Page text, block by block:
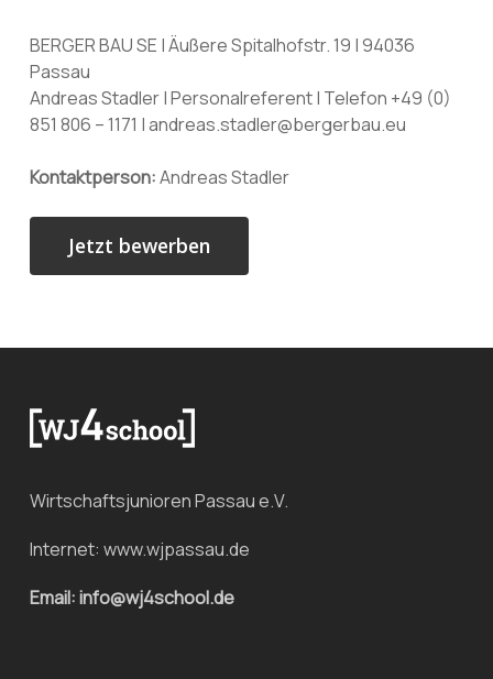
BERGER BAU SE | Äußere Spitalhofstr. 19 | 94036
Passau
Andreas Stadler | Personalreferent | Telefon +49 (0)
851 806 – 1171 | andreas.stadler@bergerbau.eu
Kontaktperson:Andreas Stadler
Wirtschaftsjunioren Passau e.V.
Internet: www.wjpassau.de
Email: info@wj4school.de